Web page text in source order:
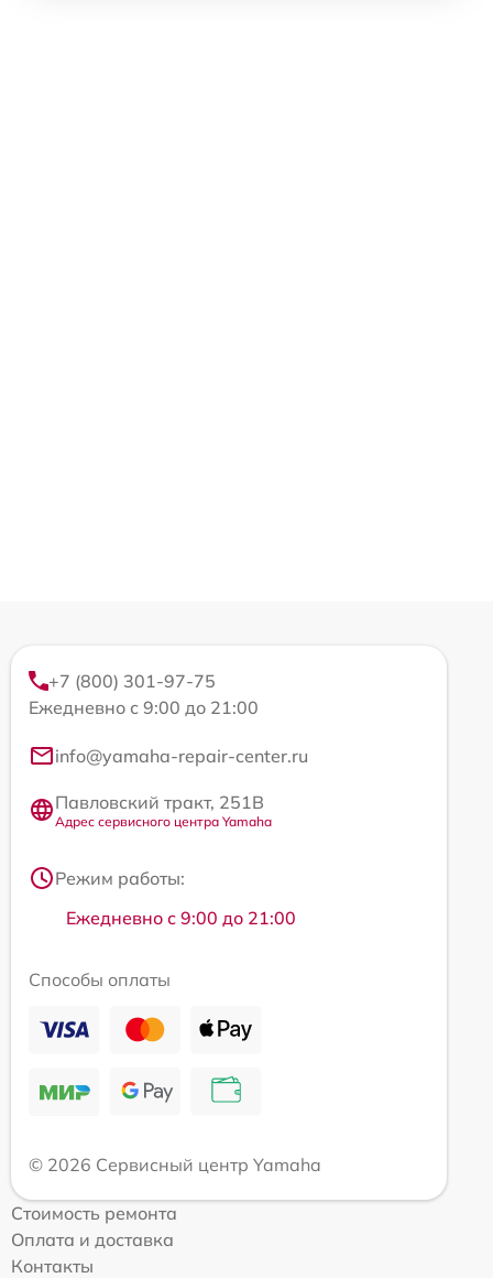
+7 (800) 301-97-75
Ежедневно с 9:00 до 21:00
info@yamaha-repair-center.ru
Павловский тракт, 251В
Адрес сервисного центра Yamaha
Режим работы:
Ежедневно с 9:00 до 21:00
Способы оплаты
© 2026 Сервисный центр Yamaha
Стоимость ремонта
Оплата и доставка
Контакты